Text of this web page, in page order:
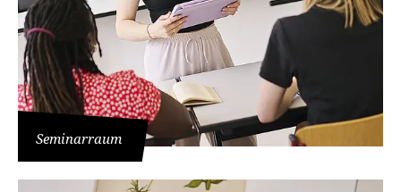
Seminarraum